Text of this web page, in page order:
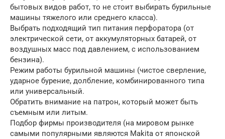
бытовых видов работ, то не стоит выбирать бурильные
машины тяжелого или среднего класса).
Выбрать подходящий тип питания перфоратора (от
электрической сети, от аккумуляторных батарей, от
воздушных масс под давлением, с использованием
бензина).
Режим работы бурильной машины (чистое сверление,
ударное бурение, долбление, комбинированного типа
или универсальный.
Обратить внимание на патрон, который может быть
съемным или литым.
Подбор фирмы производителя (на мировом рынке
самыми популярными являются Makita от японской